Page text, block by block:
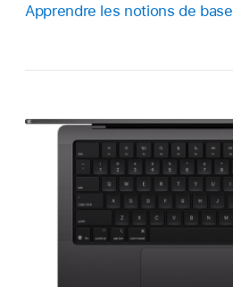
Apprendre les notions de base